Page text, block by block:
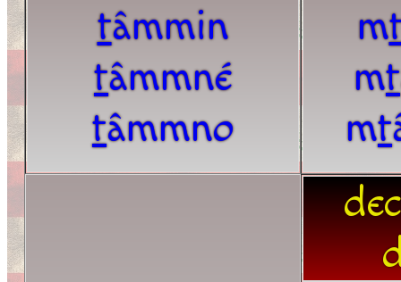
tâmmin
tâmmné
tâmmno
m
mt
mt